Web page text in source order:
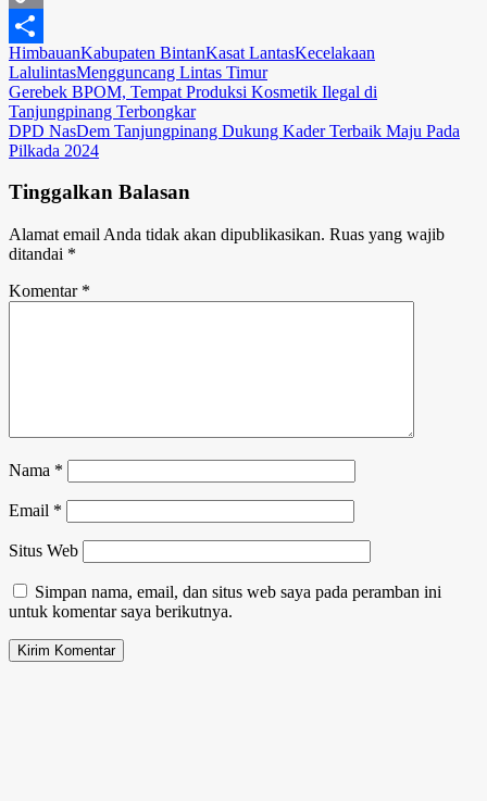
Copy
Link
Share
HimbauanKabupaten BintanKasat LantasKecelakaan
LalulintasMengguncang Lintas Timur
Navigasi
pos
Gerebek BPOM, Tempat Produksi Kosmetik Ilegal di
Tanjungpinang Terbongkar
DPD NasDem Tanjungpinang Dukung Kader Terbaik Maju Pada
Pilkada 2024
Tinggalkan Balasan
Alamat email Anda tidak akan dipublikasikan. Ruas yang wajib
ditandai *
Komentar *
Nama *
Email *
Situs Web
Simpan nama, email, dan situs web saya pada peramban ini
untuk komentar saya berikutnya.